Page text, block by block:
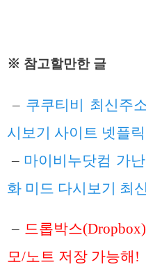
※ 참고할만한 글
– 쿠쿠티비 최신주
시보기 사이트 넷플
– 마이비누닷컴 가
화 미드 다시보기 최
– 드롭박스
모/노트 저장 가능해!